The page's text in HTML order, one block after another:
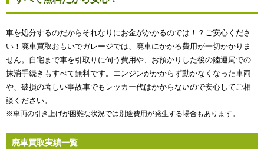
車を処分するのだからそれなりにお金がかかるのでは！？ご安心くださ
い！廃車買取おもいでガレージでは、廃車にかかる費用が一切かかりま
せん。自宅まで車を引取りに伺う費用や、お預かりした後の陸運局での
抹消手続きもすべて無料です。エンジンがかからず動かなくなった車両
や、破損の著しい事故車でもレッカー代はかからないので安心してご相
談ください。
※車両の引き上げが困難な状況では別途費用が発生する場合もあります。
廃車買取実績一覧